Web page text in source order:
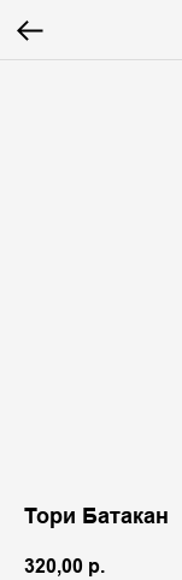
Тори Батакан
320,00 р.